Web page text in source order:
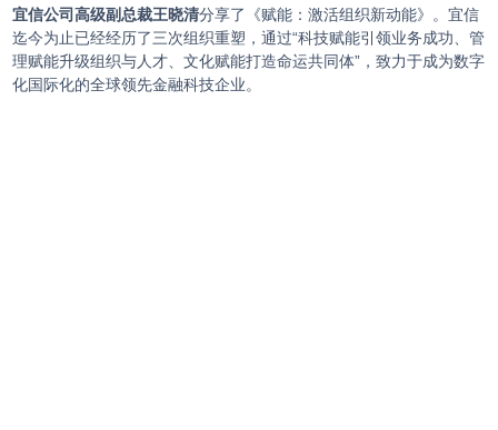
宜信公司高级副总裁王晓清分享了《赋能：激活组织新动能》。宜信
迄今为止已经经历了三次组织重塑，通过“科技赋能引领业务成功、管
理赋能升级组织与人才、文化赋能打造命运共同体”，致力于成为数字
化国际化的全球领先金融科技企业。